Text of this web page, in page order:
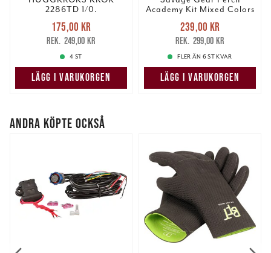
Dessa kan i sin tur kombinera informationen med annan
information som du har tillhandahållit eller som de har
samlat in när du har använt deras tjänster.
2286TD 1/0.
Nuvarande pris
175,00 krTidigare pris
249,00 kr
175,00 kr
249,00 kr
4 ST
LÄGG I VARUKORGEN
Academy Kit Mixed Colors
Nuvarande pris
239,00 krTidigare pris
299,00 kr
239,00 kr
299,00 kr
FLER ÄN 6 ST KVAR
LÄGG I VARUKORGEN
ANDRA KÖPTE OCKSÅ